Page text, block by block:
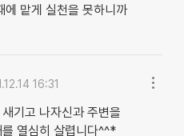
에 맡게 실천을 못하니까
16:31
기고 나자신과 주변을
열심히 살렵니다^^*